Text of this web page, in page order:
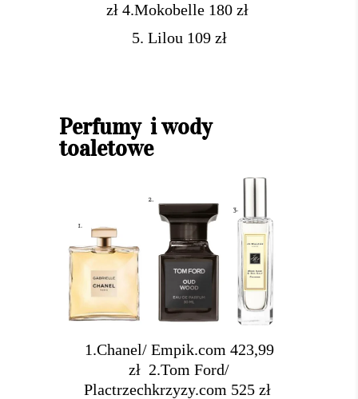
zł 4.Mokobelle 180 zł
5. Lilou 109 zł
Perfumy i wody
toaletowe
1.Chanel/ Empik.com 423,99
zł 2.Tom Ford/
Plactrzechkrzyzy.com 525 zł